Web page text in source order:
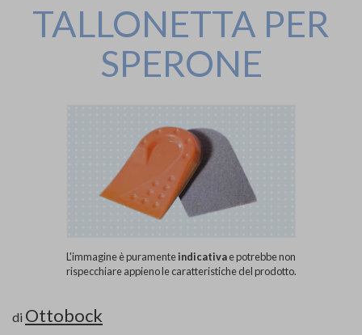
TALLONETTA PER
SPERONE
L'immagine è puramenteindicativae potrebbe non
rispecchiare appieno le caratteristiche del prodotto.
di Ottobock